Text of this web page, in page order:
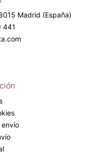
Madrid (España)
441